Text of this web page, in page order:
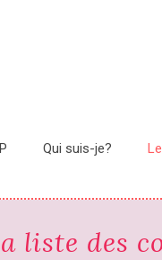
Qui suis-je?
liste des